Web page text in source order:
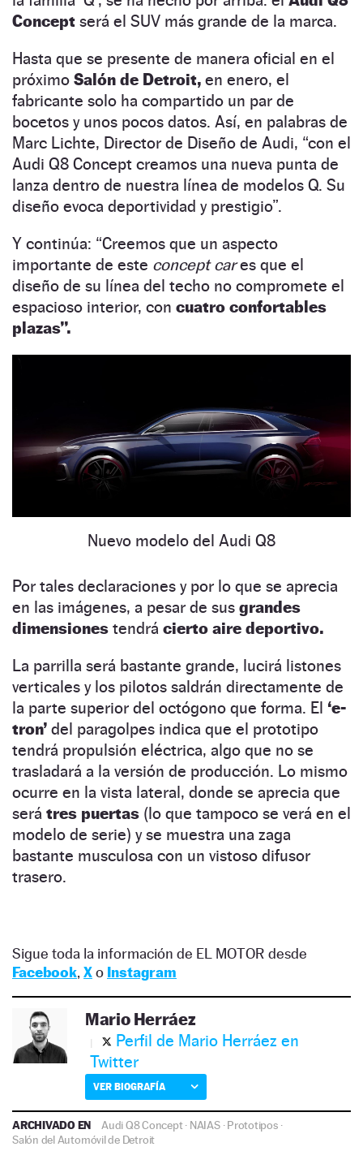
Concept será el SUV más grande de la marca.
Hasta que se presente de manera oficial en el
próximo Salón de Detroit, en enero, el
fabricante solo ha compartido un par de
bocetos y unos pocos datos. Así, en palabras de
Marc Lichte, Director de Diseño de Audi, “con el
Audi Q8 Concept creamos una nueva punta de
lanza dentro de nuestra línea de modelos Q. Su
diseño evoca deportividad y prestigio”.
Y continúa: “Creemos que un aspecto
importante de este concept cares que el
diseño de su línea del techo no compromete el
espacioso interior, con cuatro confortables
plazas”.
Nuevo modelo del Audi Q8
Por tales declaraciones y por lo que se aprecia
en las imágenes, a pesar de sus grandes
dimensiones tendrá cierto aire deportivo.
La parrilla será bastante grande, lucirá listones
verticales y los pilotos saldrán directamente de
la parte superior del octógono que forma. El ‘e-
tron’ del paragolpes indica que el prototipo
tendrá propulsión eléctrica, algo que no se
trasladará a la versión de producción. Lo mismo
ocurre en la vista lateral, donde se aprecia que
será tres puertas (lo que tampoco se verá en el
modelo de serie) y se muestra una zaga
bastante musculosa con un vistoso difusor
trasero.
Sigue toda la información de EL MOTOR desde
Facebook, Xo Instagram
Mario Herráez
Perfil de Mario Herráez en
Twitter
VER BIOGRAFÍA
ARCHIVADO EN Audi Q8 Concept· NAIAS·Prototipos·
Salón del Automóvil de Detroit